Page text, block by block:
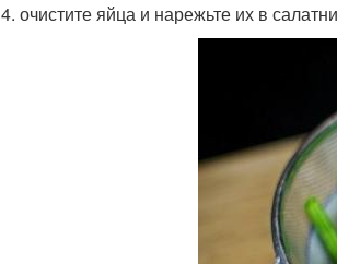
4. очистите яйца и нарежьте их в